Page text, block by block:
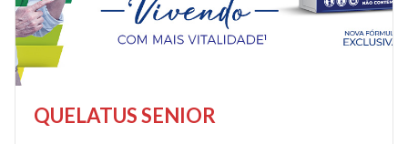
QUELATUS SENIOR